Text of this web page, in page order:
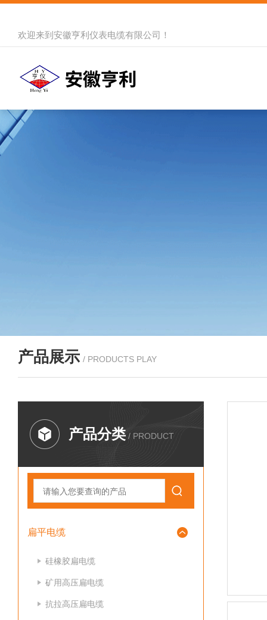
欢迎来到 安徽亨利仪表电缆有限公司 ！
产品展示 / PRODUCTS PLAY
产品分类 / PRODUCT
扁平电缆
硅橡胶扁电缆
矿用高压扁电缆
抗拉高压扁电缆